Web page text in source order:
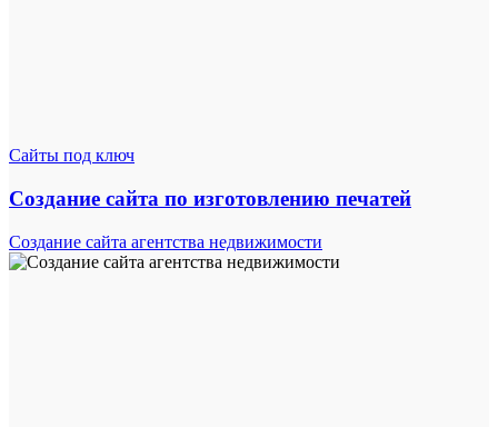
Сайты под ключ
Создание сайта по изготовлению печатей
Создание сайта агентства недвижимости